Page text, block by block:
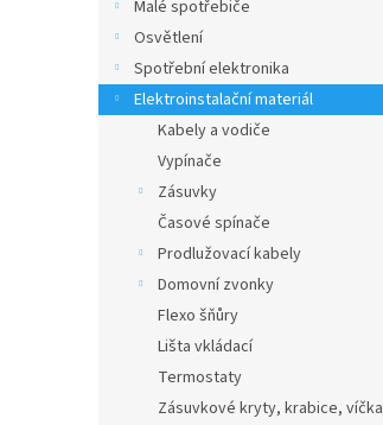
Malé spotřebiče
Osvětlení
Spotřební elektronika
Elektroinstalační materiál
Kabely a vodiče
Vypínače
Zásuvky
Časové spínače
Prodlužovací kabely
Domovní zvonky
Flexo šňůry
Lišta vkládací
Termostaty
Zásuvkové kryty, krabice, víčka